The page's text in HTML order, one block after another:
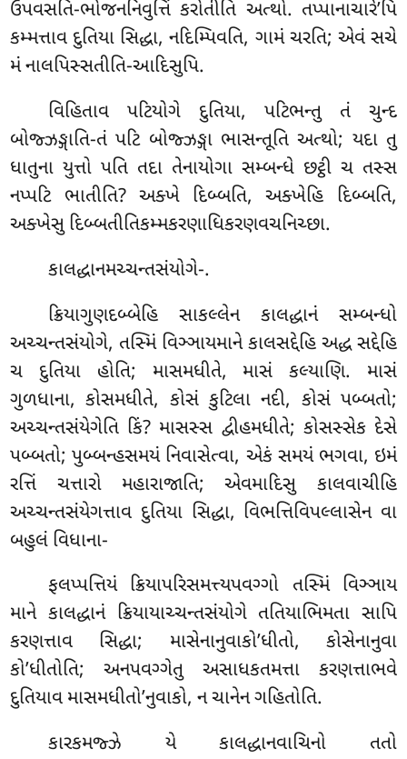
ઉપવસતિ-ભોજનનિવુત્તિં કરોતીતિ અત્થો. તપ્પાનાચારે’પિ
કમ્મત્તાવ દુતિયા સિદ્ધા, નદિમ્પિવતિ, ગામં ચરતિ; એવં સચે
મં નાલપિસ્સતીતિ-આદિસુપિ.
વિહિતાવ પટિયોગે દુતિયા, પટિભન્તુ તં ચુન્દ
બોજ્ઝઙ્ગાતિ-તં પટિ બોજ્ઝઙ્ગા ભાસન્તૂતિ અત્થો; યદા તુ
ધાતુના યુત્તો પતિ તદા તેનાયોગા સમ્બન્ધે છટ્ઠી ચ તસ્સ
નપ્પટિ ભાતીતિ? અક્ખે દિબ્બતિ, અક્ખેહિ દિબ્બતિ,
અક્ખેસુ દિબ્બતીતિકમ્મકરણાધિકરણવચનિચ્છા.
કાલદ્ધાનમચ્ચન્તસંયોગે-.
ક્રિયાગુણદબ્બેહિ સાકલ્લેન કાલદ્ધાનં સમ્બન્ધો
અચ્ચન્તસંયોગે, તસ્મિં વિઞ્ઞાયમાને કાલસદ્દેહિ અદ્ધ સદ્દેહિ
ચ દુતિયા હોતિ; માસમધીતે, માસં કલ્યાણિ. માસં
ગુળધાના, કોસમધીતે, કોસં કુટિલા નદી, કોસં પબ્બતો;
અચ્ચન્તસંયેગેતિ કિં? માસસ્સ દ્વીહમધીતે; કોસસ્સેક દેસે
પબ્બતો; પુબ્બન્હસમયં નિવાસેત્વા, એકં સમયં ભગવા, ઇમં
રત્તિં ચત્તારો મહારાજાતિ; એવમાદિસુ કાલવાચીહિ
અચ્ચન્તસંયેગત્તાવ દુતિયા સિદ્ધા, વિભત્તિવિપલ્લાસેન વા
બહુલં વિધાના-
ફલપ્પત્તિયં ક્રિયાપરિસમત્ત્યપવગ્ગો તસ્મિં વિઞ્ઞાય
માને કાલદ્ધાનં ક્રિયાયાચ્ચન્તસંયોગે તતિયાભિમતા સાપિ
કરણત્તાવ સિદ્ધા; માસેનાનુવાકો’ધીતો, કોસેનાનુવા
કો’ધીતોતિ; અનપવગ્ગેતુ અસાધકતમત્તા કરણત્તાભવે
દુતિયાવ માસમધીતો’નુવાકો, ન ચાનેન ગહિતોતિ.
કારકમજ્ઝે યે કાલદ્ધાનવાચિનો તતો